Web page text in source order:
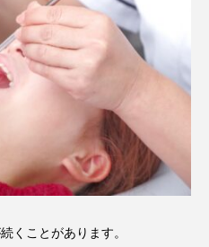
くことがあります。